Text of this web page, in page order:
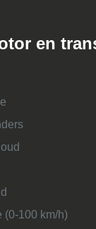
en
(0-100 km/h)